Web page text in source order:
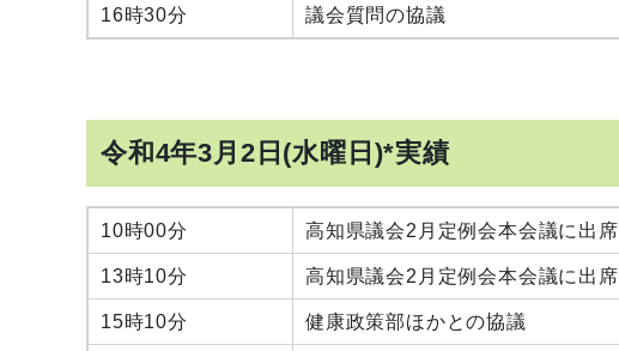
16時30分 議会質問の協議
令和4年3月2日(水曜日)*実績
10時00分 高知県議会2月定例会本会議に出席
13時10分 高知県議会2月定例会本会議に出席
15時10分 健康政策部ほかとの協議